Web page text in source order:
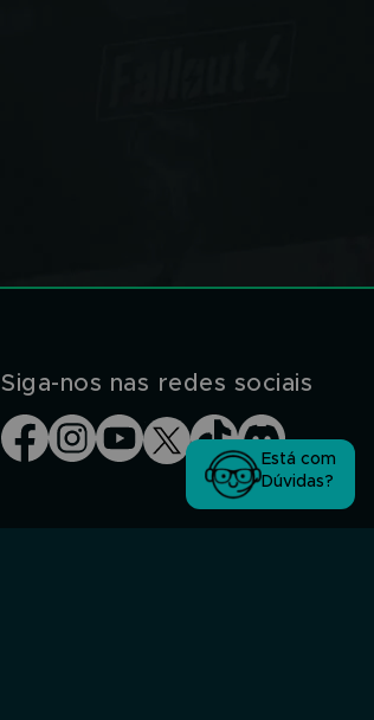
Siga-nos nas redes sociais
Está com
Dúvidas?